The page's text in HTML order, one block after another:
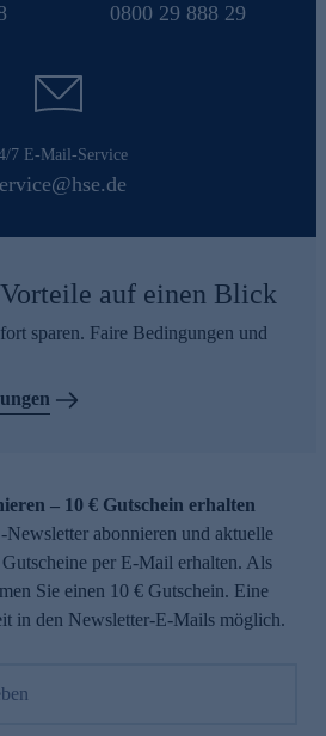
0800 29 888 29
7 E-Mail-Service
auf einen Blick
sparen. Faire Bedingungen und
– 10 € Gutschein erhalten
abonnieren und aktuelle
per E-Mail erhalten. Als
Sie einen 10 € Gutschein. Eine
in den Newsletter-E-Mails möglich.